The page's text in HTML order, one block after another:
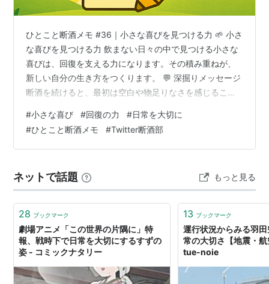
ひとこと断酒メモ #36｜小さな喜びを見つける力 🌱 小さ
な喜びを見つける力 飲まない日々の中で見つける小さな
喜びは、回復を支える力になります。その積み重ねが、
新しい自分の生き方をつくります。 💬 深掘りメッセージ
断酒を続けると、最初は空白や物足りなさを感じること
に必ず育っています。朝の光や温かい飲み物、誰かとの
短い会話。そうした小さな出来事をしっかり感じること
が、心の栄養になります。大きな変化は一気に訪れませ
す。自分を褒め、できたことを認めながら進んでいく
と、少しずつ未来が明るくなります。今…
#小さな喜び #回復の力 #日常を大切に
#ひとこと断酒メモ #Twitter断酒部
ネットで話題 もっと見る
28 ブックマーク
劇場アニメ「この世界の片隅に」特
報、戦時下で日常を大切にするすずの
姿 - コミックナタリー
13 ブックマーク
運行状況からみる羽
常の大切さ【地震・
tue-noie